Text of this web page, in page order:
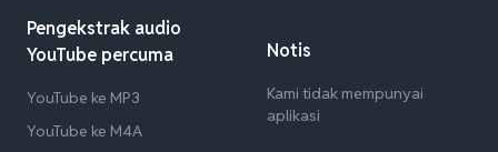
Pengekstrak audio
YouTube percuma
YouTube ke MP3
YouTube ke M4A
Notis
Kami tidak mempunyai
aplikasi